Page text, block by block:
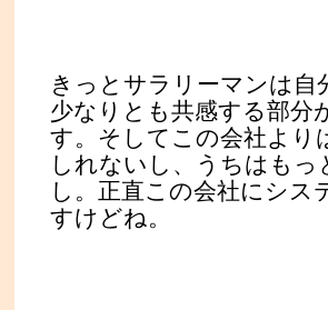
きっとサラリーマンは自
少なりとも共感する部分
す。そしてこの会社より
しれないし、うちはも
し。正直この会社にシ
すけどね。